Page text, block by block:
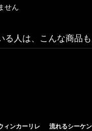
せん
る人は、こんな商品
ィンカーリレ
流れるシーケ